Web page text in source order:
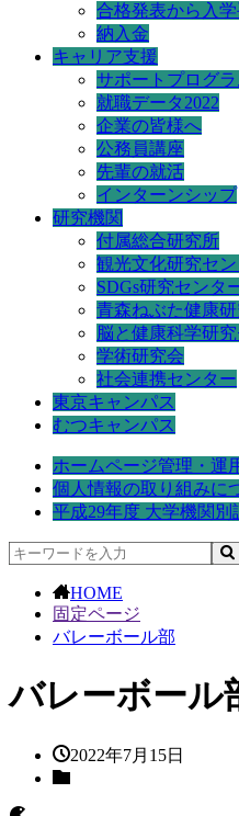
合格発表から入
納入金
キャリア支援
サポートプログラ
就職データ2022
企業の皆様へ
公務員講座
先輩の就活
インターンシップ
研究機関
付属総合研究所
観光文化研究セ
SDGs研究センタ
青森ねぶた健康
脳と健康科学研
学術研究会
社会連携センター
東京キャンパス
むつキャンパス
ホームページ管理・運
個人情報の取り組みに
平成29年度 大学機関
HOME
固定ページ
バレーボール部
バレーボール
2022年7月15日